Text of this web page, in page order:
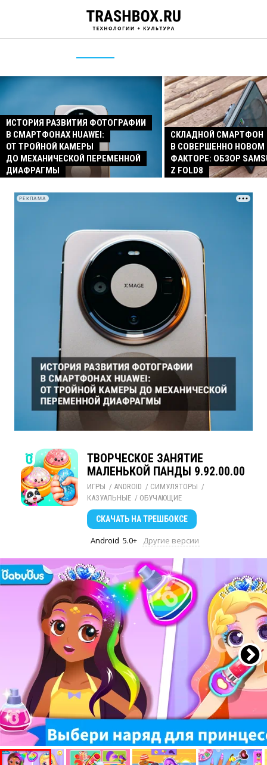
ИСТОРИЯ РАЗВИТИЯ ФОТОГРАФИИ
В СМАРТФОНАХ HUAWEI:
ОТ ТРОЙНОЙ КАМЕРЫ
ДО МЕХАНИЧЕСКОЙ ПЕРЕМЕННОЙ
ДИАФРАГМЫ
СКЛАДНОЙ СМАРТФОН
В СОВЕРШЕННО
ФАКТОРЕ: ОБЗОР
Z FOLD8
РЕКЛАМА
ТВОРЧЕСКОЕ ЗАНЯТИЕ
МАЛЕНЬКОЙ ПАНДЫ 9.92.00.00
ИГРЫ / ANDROID / СИМУЛЯТОРЫ /
КАЗУАЛЬНЫЕ / ОБУЧАЮЩИЕ
СКАЧАТЬ НА ТРЕШБОКСЕ
Android 5.0+ Другие версии